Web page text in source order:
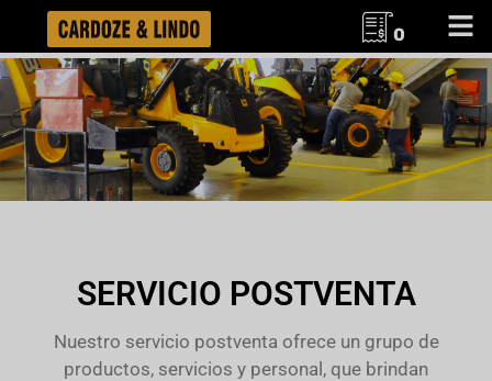
0
SERVICIO POSTVENTA
Nuestro servicio postventa ofrece un grupo de
productos, servicios y personal, que brindan